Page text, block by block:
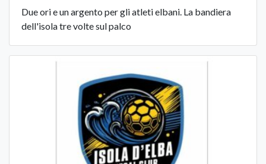
Due ori e un argento per gli atleti elbani. La bandiera
dell'isola tre volte sul palco